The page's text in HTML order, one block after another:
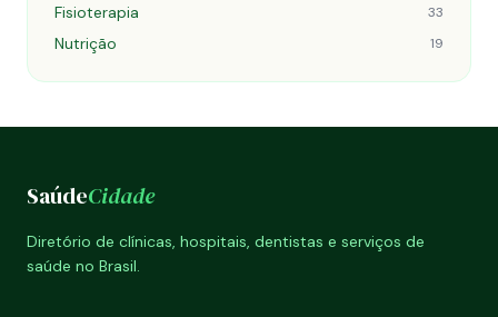
Fisioterapia 33
Nutrição 19
SaúdeCidade
Diretório de clínicas, hospitais, dentistas e serviços de
saúde no Brasil.